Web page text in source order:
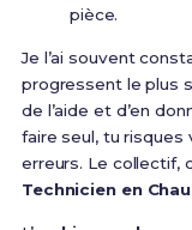
pièce.
Je l’ai souvent
progressent le plus
de l’aide et d’en
faire seul, tu
erreurs. Le collectif,
Technicien en